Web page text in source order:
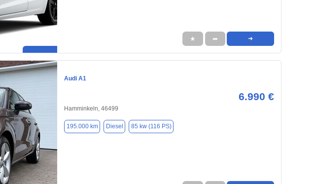
★ ➦ ➜
Audi A1
6.990 €
Hamminkeln, 46499
195.000 km Diesel 85 kw (116 PS)